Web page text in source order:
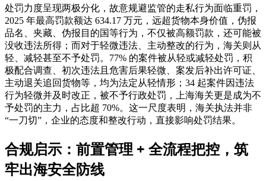
处罚力度呈现两极分化 ，故意规避监管的走私行为面临重罚，
2025 年最高罚款额达 634.17 万元，远超货物本身价值，伪报
品名、夹藏、伪报目的国等行为，不仅被高额罚款，还可能被
没收违法所得；而对于轻微违法、主动整改的行为，海关则从
轻、减轻甚至不予处罚。77% 的案件被从轻或减轻处罚，积
极配合调查、初次违法且危害后果轻微、案发后补出许可证、
主动退关追回货物等，均为法定从轻情形；34 起案件因违法
行为轻微并及时改正，被不予行政处罚，上海海关更是成为不
予处罚的主力，占比超 70%。这一尺度表明，海关执法并非
“一刀切”，企业的态度和整改行动，直接影响处罚结果。
合规启示：前置管理 + 全流程把控，筑
牢出海安全防线